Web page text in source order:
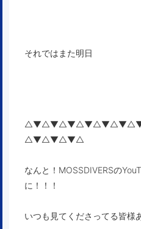
それではまた明日
△▼△▼△▼△
なんと！MOSSDIVERSの
に！！！
いつも見てくださってる皆様